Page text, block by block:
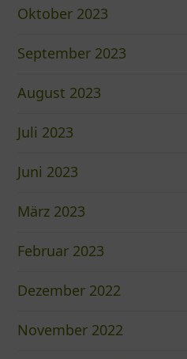
Oktober 2023
September 2023
August 2023
Juli 2023
Juni 2023
März 2023
Februar 2023
Dezember 2022
November 2022